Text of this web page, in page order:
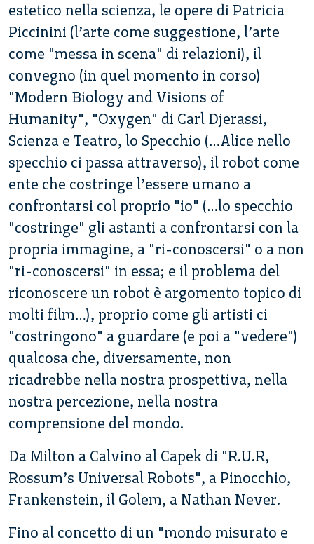
estetico nella scienza, le opere di Patricia
Piccinini (l’arte come suggestione, l’arte
come "messa in scena" di relazioni), il
convegno (in quel momento in corso)
"Modern Biology and Visions of
Humanity", "Oxygen" di Carl Djerassi,
Scienza e Teatro, lo Specchio (…Alice nello
specchio ci passa attraverso), il robot come
ente che costringe l’essere umano a
confrontarsi col proprio "io" (…lo specchio
"costringe" gli astanti a confrontarsi con la
propria immagine, a "ri-conoscersi" o a non
"ri-conoscersi" in essa; e il problema del
riconoscere un robot è argomento topico di
molti film…), proprio come gli artisti ci
"costringono" a guardare (e poi a "vedere")
qualcosa che, diversamente, non
ricadrebbe nella nostra prospettiva, nella
nostra percezione, nella nostra
comprensione del mondo.
Da Milton a Calvino al Capek di "R.U.R,
Rossum’s Universal Robots", a Pinocchio,
Frankenstein, il Golem, a Nathan Never.
Fino al concetto di un "mondo misurato e